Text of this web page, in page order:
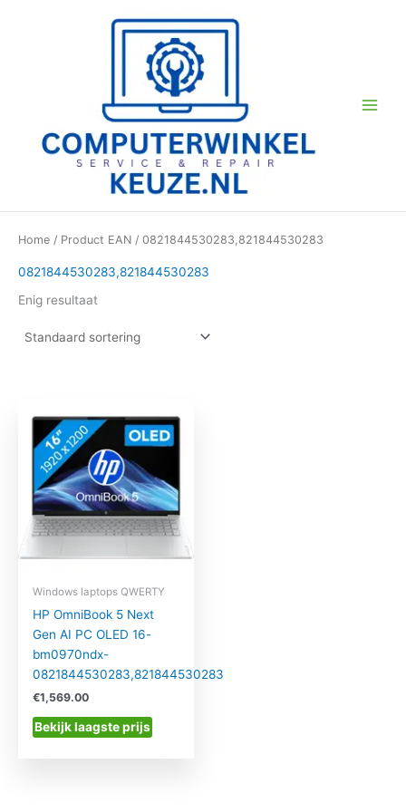
Home / Product EAN / 0821844530283,821844530283
0821844530283,821844530283
Enig resultaat
Windows laptops QWERTY
HP OmniBook 5 Next
Gen AI PC OLED 16-
bm0970ndx-
0821844530283,821844530283
€1,569.00
Bekijk laagste prijs